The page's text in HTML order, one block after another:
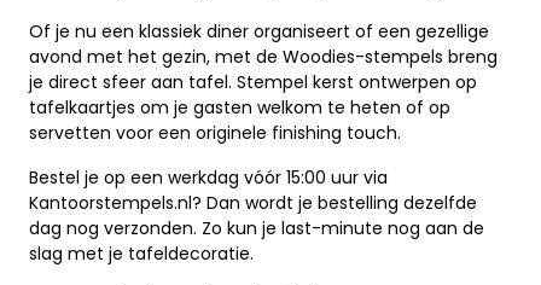
Of je nu een klassiek diner organiseert of een gezellige
avond met het gezin, met de Woodies-stempels breng
je direct sfeer aan tafel. Stempel kerst ontwerpen op
tafelkaartjes om je gasten welkom te heten of op
servetten voor een originele finishing touch.
Bestel je op een werkdag vóór 15:00 uur via
Kantoorstempels.nl? Dan wordt je bestelling dezelfde
dag nog verzonden. Zo kun je last-minute nog aan de
slag met je tafeldecoratie.